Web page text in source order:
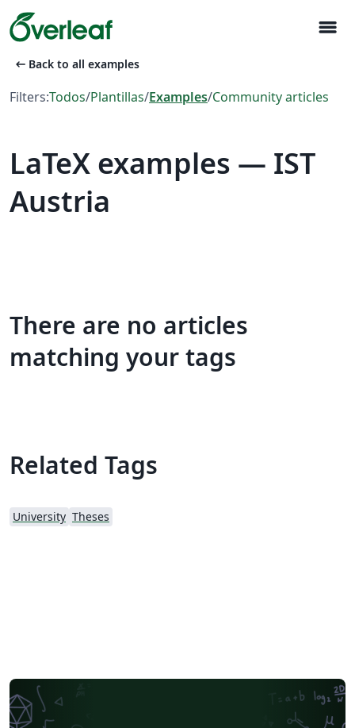
menu
arrow_left_alt Back to all examples
Filters:Todos/Plantillas/Examples/Community articles
LaTeX examples — IST
Austria
There are no articles
matching your tags
Related Tags
University Theses